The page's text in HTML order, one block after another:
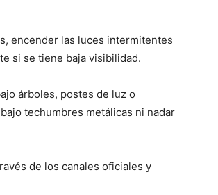
encender las luces intermitentes
si se tiene baja visibilidad.
árboles, postes de luz o
techumbres metálicas ni nadar
de los canales oficiales y